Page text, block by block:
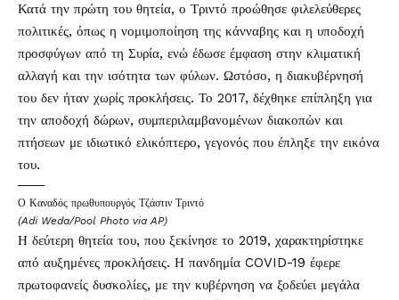
Κατά την πρώτη του θητεία, ο Τριντό προώθησε φιλελεύθερες
πολιτικές, όπως η νομιμοποίηση της κάνναβης και η υποδοχή
προσφύγων από τη Συρία, ενώ έδωσε έμφαση στην κλιματική
αλλαγή και την ισότητα των φύλων. Ωστόσο, η διακυβέρνησή
του δεν ήταν χωρίς προκλήσεις. Το 2017, δέχθηκε επίπληξη για
την αποδοχή δώρων, συμπεριλαμβανομένων διακοπών και
πτήσεων με ιδιωτικό ελικόπτερο, γεγονός που έπληξε την εικόνα
του.
Ο Καναδός πρωθυπουργός Τζάστιν Τριντό
(Adi Weda/Pool Photo via AP)
Η δεύτερη θητεία του, που ξεκίνησε το 2019, χαρακτηρίστηκε
από αυξημένες προκλήσεις. Η πανδημία COVID-19 έφερε
πρωτοφανείς δυσκολίες, με την κυβέρνηση να ξοδεύει μεγάλα